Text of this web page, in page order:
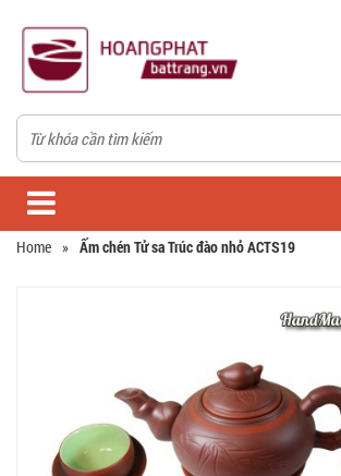
Home » Ấm chén Tử sa Trúc đào nhỏ ACTS19